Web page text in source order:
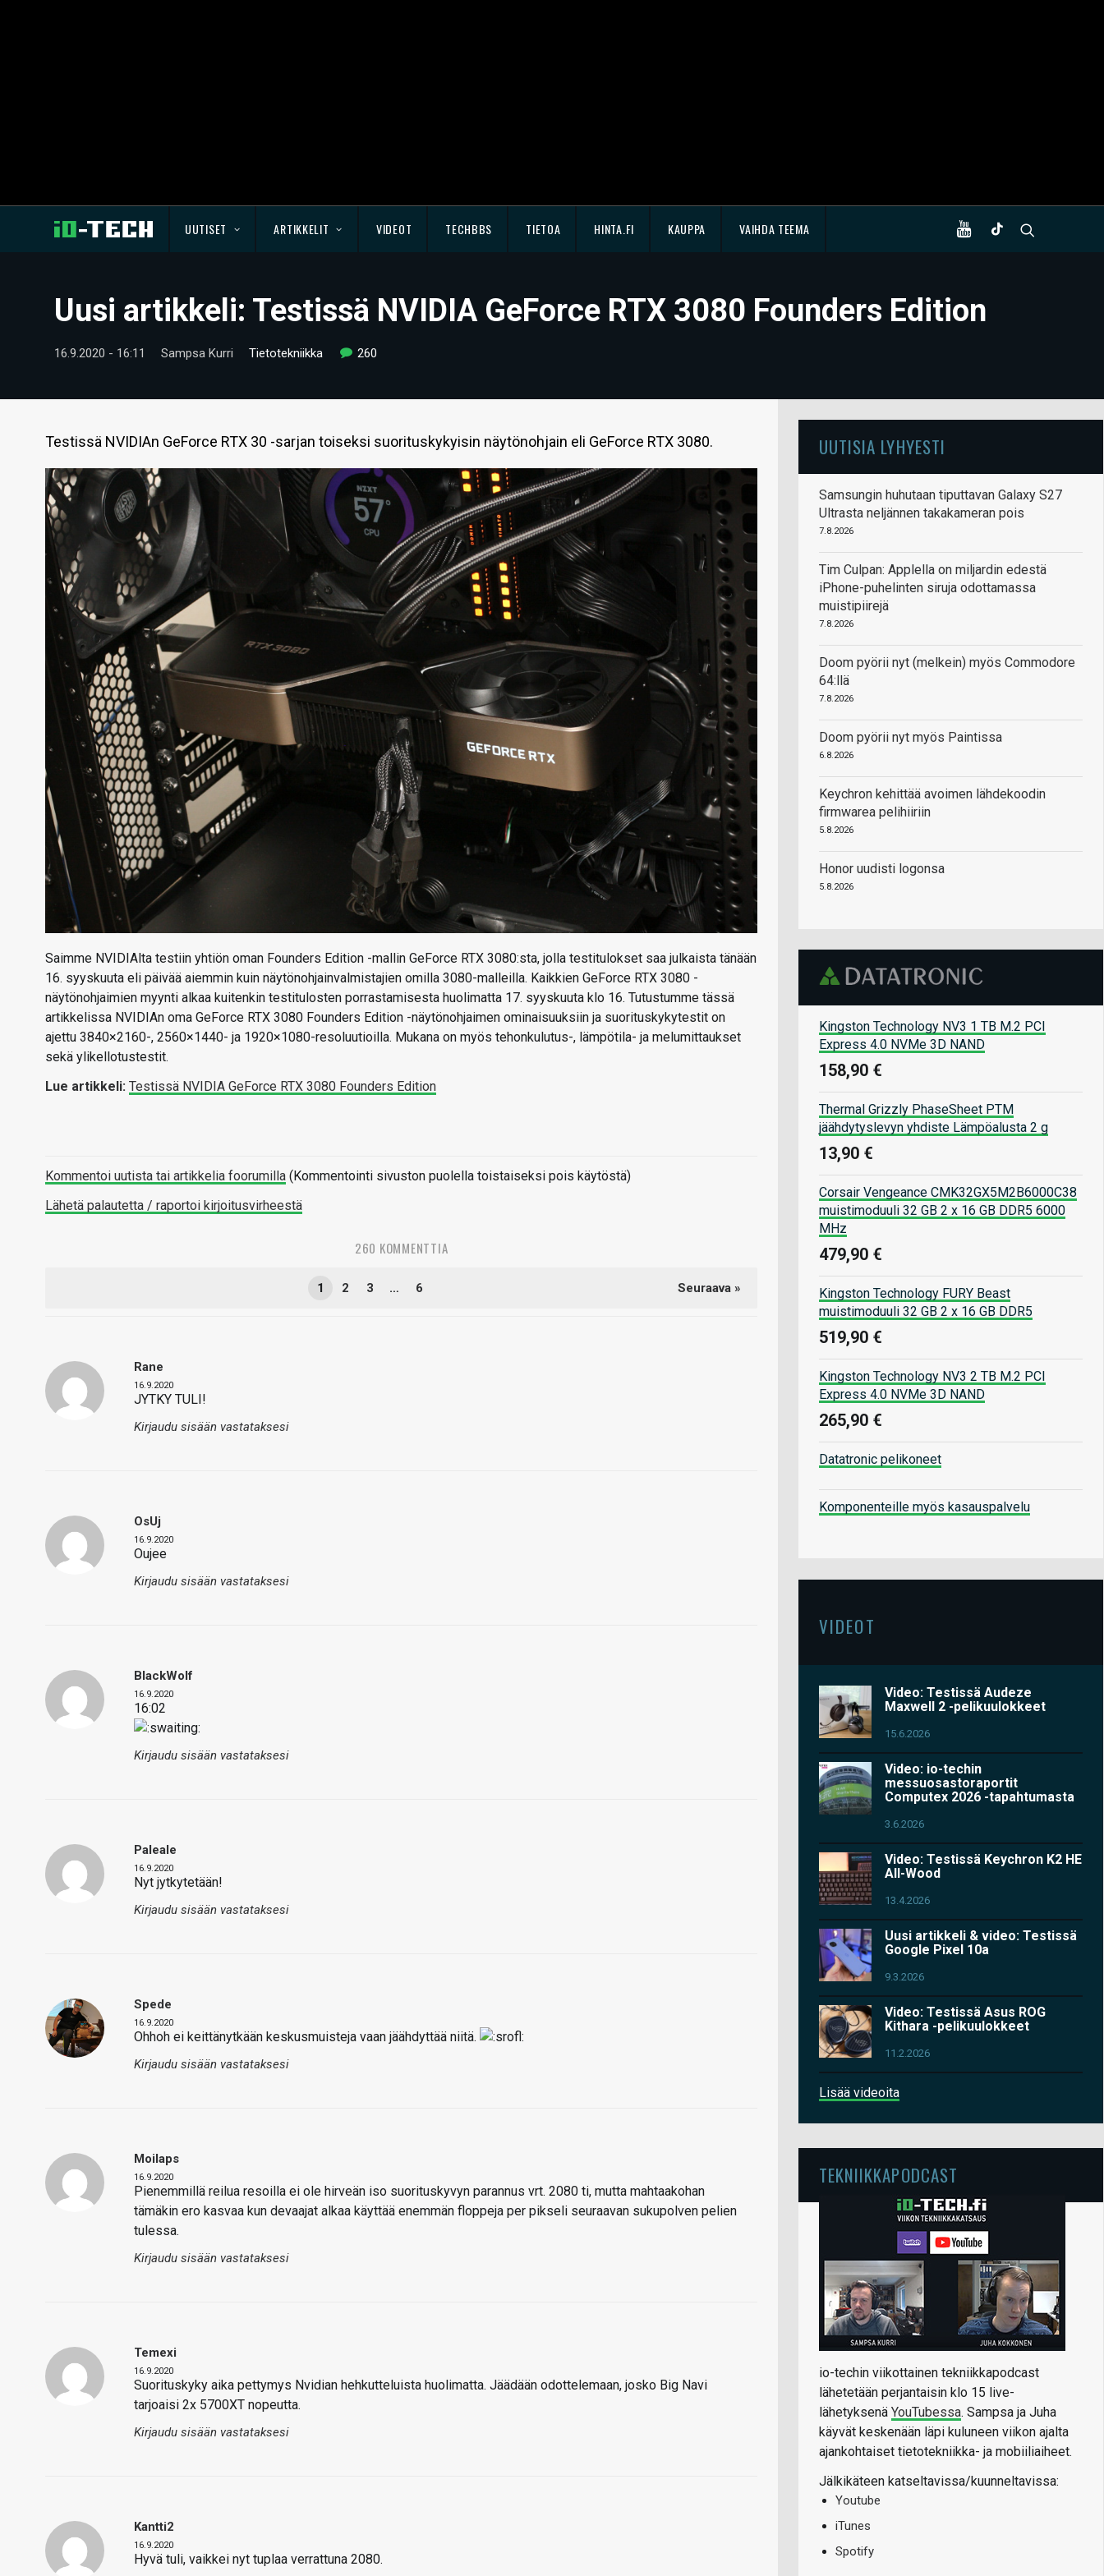
UUTISET ARTIKKELIT VIDEOT TECHBBS TIETOA HINTA.FI KAUPPA VAIHDA TEEMA
Uusi artikkeli: Testissä NVIDIA GeForce RTX 3080 Founders Edition
16.9.2020 - 16:11 Sampsa Kurri Tietotekniikka 260
Testissä NVIDIAn GeForce RTX 30 -sarjan toiseksi suorituskykyisin näytönohjain eli GeForce RTX 3080.
Saimme NVIDIAlta testiin yhtiön oman Founders Edition -mallin GeForce RTX 3080:sta, jolla testitulokset saa julkaista tänään
16. syyskuuta eli päivää aiemmin kuin näytönohjainvalmistajien omilla 3080-malleilla. Kaikkien GeForce RTX 3080 -
näytönohjaimien myynti alkaa kuitenkin testitulosten porrastamisesta huolimatta 17. syyskuuta klo 16. Tutustumme tässä
artikkelissa NVIDIAn oma GeForce RTX 3080 Founders Edition -näytönohjaimen ominaisuuksiin ja suorituskykytestit on
ajettu 3840×2160-, 2560×1440- ja 1920×1080-resoluutioilla. Mukana on myös tehonkulutus-, lämpötila- ja melumittaukset
sekä ylikellotustestit.
Lue artikkeli: Testissä NVIDIA GeForce RTX 3080 Founders Edition
Kommentoi uutista tai artikkelia foorumilla (Kommentointi sivuston puolella toistaiseksi pois käytöstä)
Lähetä palautetta / raportoi kirjoitusvirheestä
260 KOMMENTTIA
1 2 3 … 6 Seuraava »
Rane
16.9.2020
JYTKY TULI!
Kirjaudu sisään vastataksesi
OsUj
16.9.2020
Oujee
Kirjaudu sisään vastataksesi
BlackWolf
16.9.2020
16:02
Kirjaudu sisään vastataksesi
Paleale
16.9.2020
Nyt jytkytetään!
Kirjaudu sisään vastataksesi
Spede
16.9.2020
Ohhoh ei keittänytkään keskusmuisteja vaan jäähdyttää niitä.
Kirjaudu sisään vastataksesi
Moilaps
16.9.2020
Pienemmillä reilua resoilla ei ole hirveän iso suorituskyvyn parannus vrt. 2080 ti, mutta mahtaakohan
tämäkin ero kasvaa kun devaajat alkaa käyttää enemmän floppeja per pikseli seuraavan sukupolven pelien
tulessa.
Kirjaudu sisään vastataksesi
Temexi
16.9.2020
Suorituskyky aika pettymys Nvidian hehkutteluista huolimatta. Jäädään odottelemaan, josko Big Navi
tarjoaisi 2x 5700XT nopeutta.
Kirjaudu sisään vastataksesi
Kantti2
16.9.2020
Hyvä tuli, vaikkei nyt tuplaa verrattuna 2080.
UUTISIA LYHYESTI
Samsungin huhutaan tiputtavan Galaxy S27
Ultrasta neljännen takakameran pois
7.8.2026
Tim Culpan: Applella on miljardin edestä
iPhone-puhelinten siruja odottamassa
muistipiirejä
7.8.2026
Doom pyörii nyt (melkein) myös Commodore
64:llä
7.8.2026
Doom pyörii nyt myös Paintissa
6.8.2026
Keychron kehittää avoimen lähdekoodin
firmwarea pelihiiriin
5.8.2026
Honor uudisti logonsa
5.8.2026
Kingston Technology NV3 1 TB M.2 PCI
Express 4.0 NVMe 3D NAND
158,90 €
Thermal Grizzly PhaseSheet PTM
jäähdytyslevyn yhdiste Lämpöalusta 2 g
13,90 €
Corsair Vengeance CMK32GX5M2B6000C38
muistimoduuli 32 GB 2 x 16 GB DDR5 6000
MHz
479,90 €
Kingston Technology FURY Beast
muistimoduuli 32 GB 2 x 16 GB DDR5
519,90 €
Kingston Technology NV3 2 TB M.2 PCI
Express 4.0 NVMe 3D NAND
265,90 €
Datatronic pelikoneet
Komponenteille myös kasauspalvelu
VIDEOT
Video: Testissä Audeze
Maxwell 2 -pelikuulokkeet
15.6.2026
Video: io-techin
messuosastoraportit
Computex 2026 -tapahtumasta
3.6.2026
Video: Testissä Keychron K2 HE
All-Wood
13.4.2026
Uusi artikkeli & video: Testissä
Google Pixel 10a
9.3.2026
Video: Testissä Asus ROG
Kithara -pelikuulokkeet
11.2.2026
Lisää videoita
TEKNIIKKAPODCAST
io-techin viikottainen tekniikkapodcast
lähetetään perjantaisin klo 15 live-
lähetyksenä YouTubessa. Sampsa ja Juha
käyvät keskenään läpi kuluneen viikon ajalta
ajankohtaiset tietotekniikka- ja mobiiliaiheet.
Jälkikäteen katseltavissa/kuunneltavissa:
Youtube
iTunes
Spotify